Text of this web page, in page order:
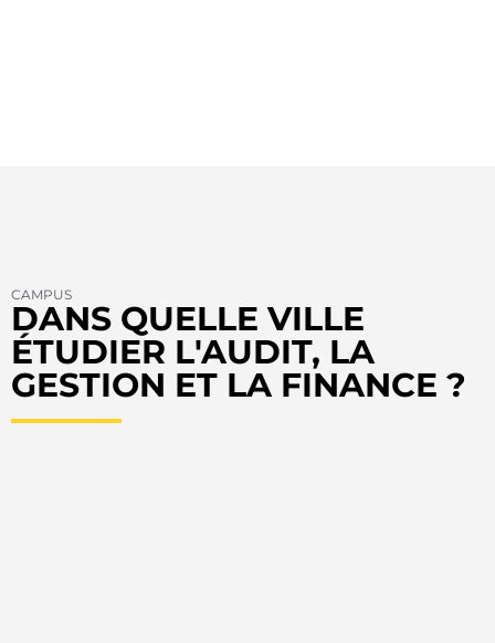
CAMPUS
DANS QUELLE VILLE
ÉTUDIER L'AUDIT, LA
GESTION ET LA FINANCE ?